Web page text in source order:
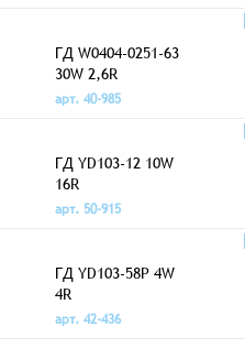
ГД W0404-0251-63
30W 2,6R
арт. 40-985
ГД YD103-12 10W
16R
арт. 50-915
ГД YD103-58P 4W
4R
арт. 42-436